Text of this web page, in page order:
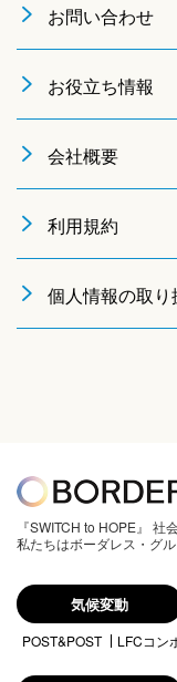
お問い合わせ
お役立ち情報
会社概要
利用規約
個人情報の取り
『SWITCH to HOPE』 社
私たちはボーダレス・グル
気候変動
POST&POST LFCコン